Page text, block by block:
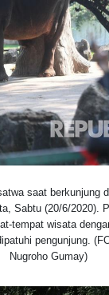
saat berkunjung
Sabtu (20/6/2020).
tempat wisata
pengunjung.
Nugroho Gumay)